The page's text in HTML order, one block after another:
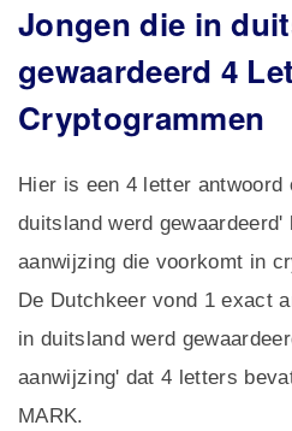
Jongen die in
gewaardeerd 4
Cryptogrammen
Hier is een 4 letter antwoord
duitsland werd gewaardeerd'
aanwijzing die voorkomt in
De Dutchkeer vond 1 exact
in duitsland werd
aanwijzing' dat 4 letters
MARK.